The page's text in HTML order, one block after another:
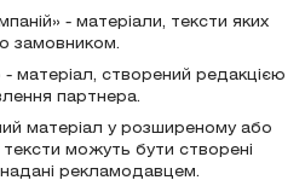
- матеріали, тексти яких
замовником.
- матеріал, створений редакцією
партнера.
матеріал у розширеному або
можуть бути створені
рекламодавцем.